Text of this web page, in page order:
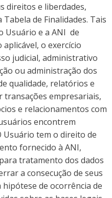
direitos e liberdades,
de Finalidades. Tais
Usuário e a ANI de
o exercício
judicial, administrativo
ou administração dos
qualidade, relatórios e
transações empresariais,
e relacionamentos com
encontrem
Usuário tem o direito de
fornecido à ANI,
tratamento dos dados
a consecução de seus
de ocorrência de